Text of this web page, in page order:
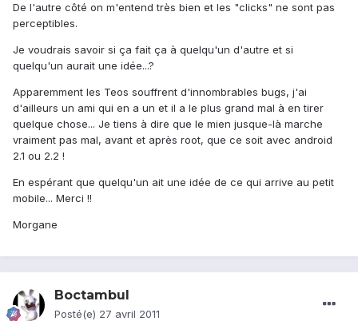
De l'autre côté on m'entend très bien et les "clicks" ne sont pas
perceptibles.
Je voudrais savoir si ça fait ça à quelqu'un d'autre et si
quelqu'un aurait une idée...?
Apparemment les Teos souffrent d'innombrables bugs, j'ai
d'ailleurs un ami qui en a un et il a le plus grand mal à en tirer
quelque chose... Je tiens à dire que le mien jusque-là marche
vraiment pas mal, avant et après root, que ce soit avec android
2.1 ou 2.2 !
En espérant que quelqu'un ait une idée de ce qui arrive au petit
mobile... Merci !!
Morgane
Boctambul
Posté(e) 27 avril 2011